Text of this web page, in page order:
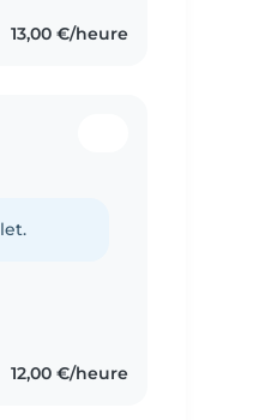
13,00 €/heure
12,00 €/heure